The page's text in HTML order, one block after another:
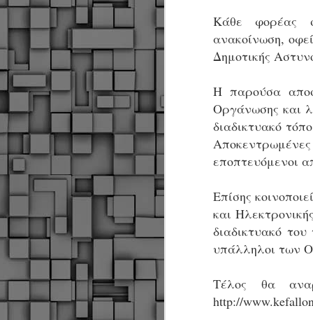
Κάθε φορέας
ανακοίνωση,
Δημοτικής
Η παρούσα
Οργάνωσης και
διαδικτυακό
εποπτευόμενοι
Επίσης
και Ηλεκτρονικής
διαδικτυακό
υπάλληλοι των
Τέλος θα
http://